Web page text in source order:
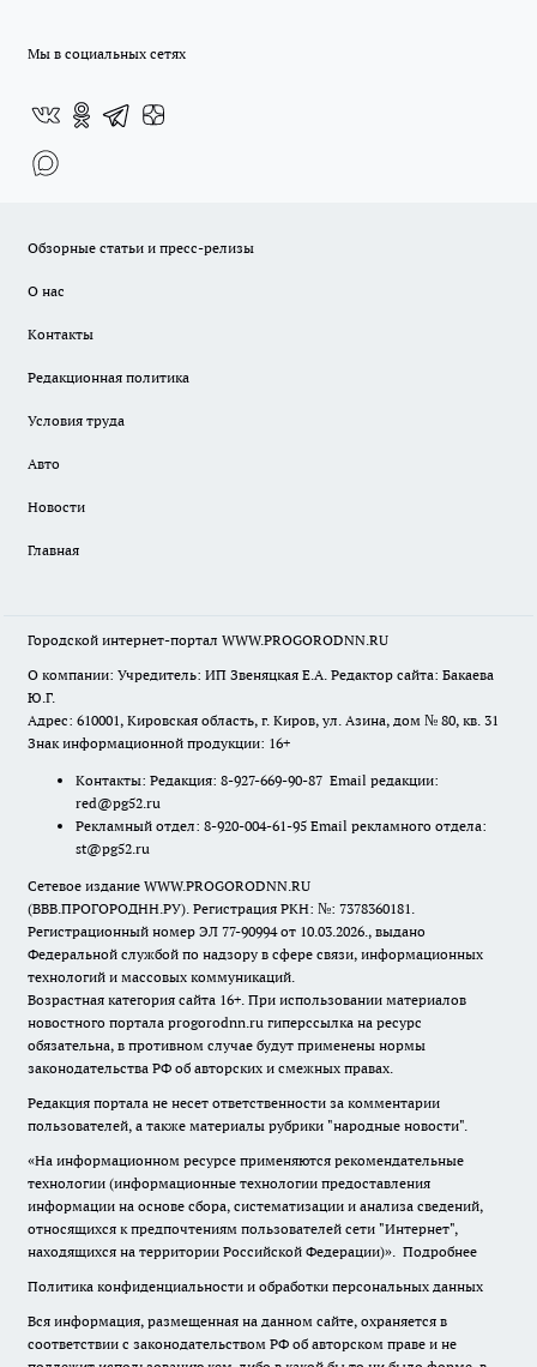
Мы в социальных сетях
Обзорные статьи и пресс-релизы
О нас
Контакты
Редакционная политика
Условия труда
Авто
Новости
Главная
Городской интернет-портал WWW.PROGORODNN.RU
О компании: Учредитель: ИП Звеняцкая Е.А. Редактор сайта: Бакаева
Ю.Г.
Адрес: 610001, Кировская область, г. Киров, ул. Азина, дом № 80, кв. 31
Знак информационной продукции: 16+
Контакты: Редакция: 8-927-669-90-87 Email редакции:
red@pg52.ru
Рекламный отдел: 8-920-004-61-95 Email рекламного отдела:
st@pg52.ru
Сетевое издание WWW.PROGORODNN.RU
(ВВВ.ПРОГОРОДНН.РУ). Регистрация РКН: №: 7378360181.
Регистрационный номер ЭЛ 77-90994 от 10.03.2026., выдано
Федеральной службой по надзору в сфере связи, информационных
технологий и массовых коммуникаций.
Возрастная категория сайта 16+. При использовании материалов
новостного портала progorodnn.ru гиперссылка на ресурс
обязательна, в противном случае будут применены нормы
законодательства РФ об авторских и смежных правах.
Редакция портала не несет ответственности за комментарии
пользователей, а также материалы рубрики "народные новости".
«На информационном ресурсе применяются рекомендательные
технологии (информационные технологии предоставления
информации на основе сбора, систематизации и анализа сведений,
относящихся к предпочтениям пользователей сети "Интернет",
находящихся на территории Российской Федерации)». Подробнее
Политика конфиденциальности и обработки персональных данных
Вся информация, размещенная на данном сайте, охраняется в
соответствии с законодательством РФ об авторском праве и не